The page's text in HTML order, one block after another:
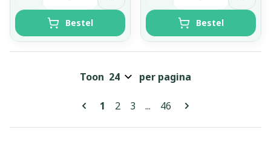
Bestel Bestel
Pagina's
U lees momenteel pagina
1 Pagina
2 Pagina
3 ... Pagina
46
Toon per pagina